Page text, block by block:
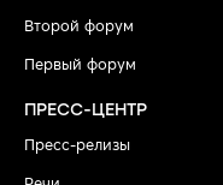
Второй форум
Первый форум
ПРЕСС-ЦЕНТР
Пресс-релизы